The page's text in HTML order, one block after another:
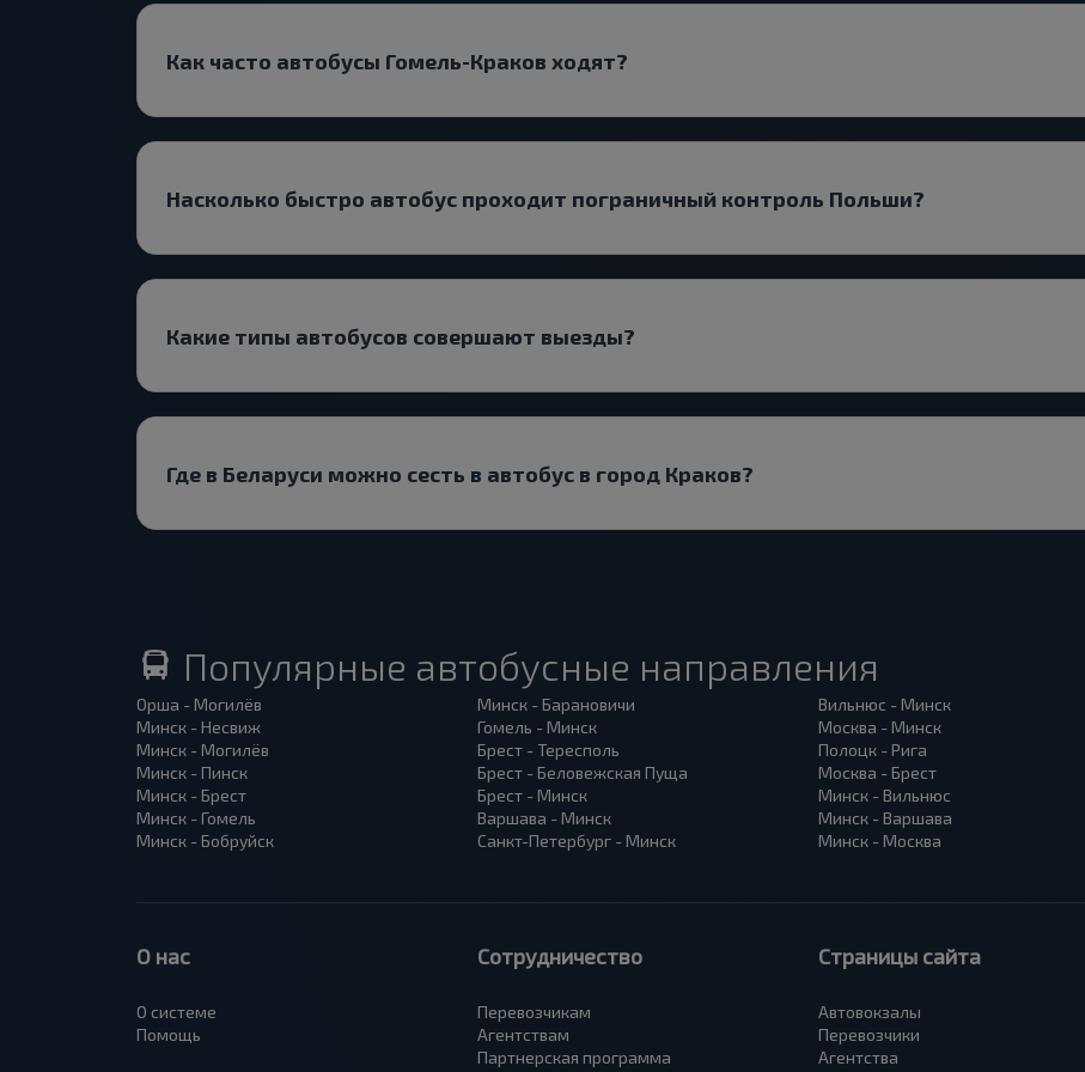
Как часто автобусы Гомель-Краков ходят?
Насколько быстро автобус проходит пограничный контроль Польши?
Какие типы автобусов совершают выезды?
Где в Беларуси можно сесть в автобус в город Краков?
Популярные автобусные направления
Орша - Могилёв
Минск - Несвиж
Минск - Могилёв
Минск - Пинск
Минск - Брест
Минск - Гомель
Минск - Бобруйск
Минск - Барановичи
Гомель - Минск
Брест - Тересполь
Брест - Беловежская Пуща
Брест - Минск
Варшава - Минск
Санкт-Петербург - Минск
Вильнюс - Минск
Москва - Минск
Полоцк - Рига
Москва - Брест
Минск - Вильнюс
Минск - Варшава
Минск - Москва
О нас
О системе
Помощь
Сотрудничество
Перевозчикам
Агентствам
Партнерская программа
Страницы сайта
Автовокзалы
Перевозчики
Агентства